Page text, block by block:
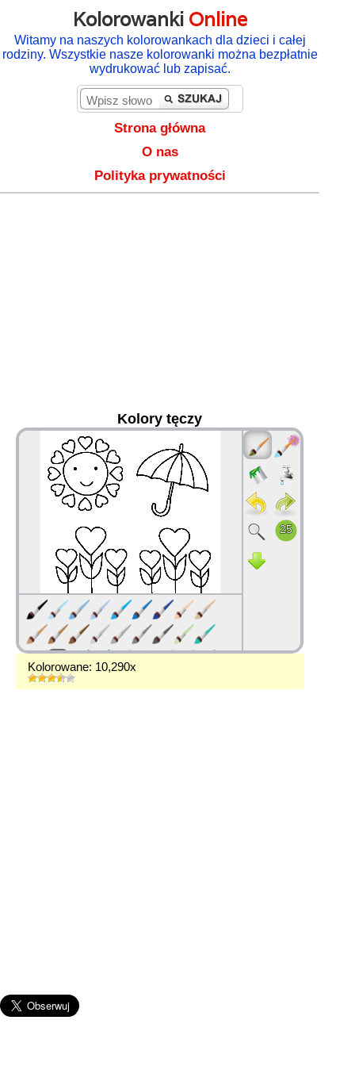
Kolorowanki Online
Witamy na naszych kolorowankach dla dzieci i całej
rodziny. Wszystkie nasze kolorowanki można bezpłatnie
wydrukować lub zapisać.
Strona główna
O nas
Polityka prywatności
Kolory tęczy
Kolorowane: 10,290x